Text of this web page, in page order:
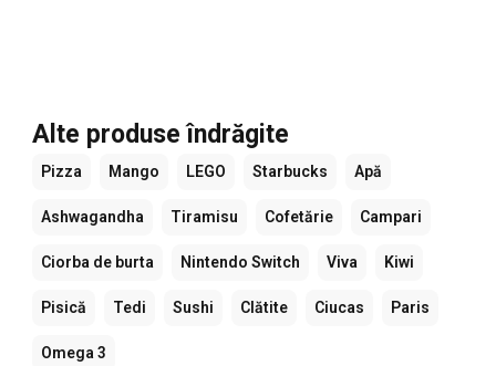
Alte produse îndrăgite
Pizza Mango LEGO Starbucks Apă
Ashwagandha Tiramisu Cofetărie Campari
Ciorba de burta Nintendo Switch Viva Kiwi
Pisică Tedi Sushi Clătite Ciucas Paris
Omega 3